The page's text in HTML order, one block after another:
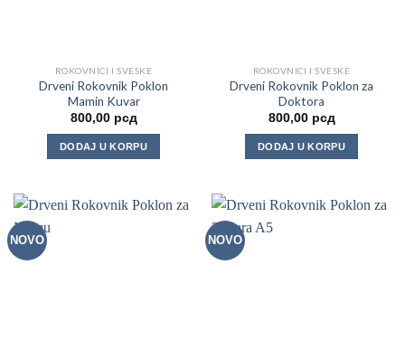
ROKOVNICI I SVESKE
Drveni Rokovnik Poklon
Mamin Kuvar
800,00 рсд
DODAJ U KORPU
ROKOVNICI I SVESKE
Drveni Rokovnik Poklon za
Doktora
800,00 рсд
DODAJ U KORPU
NOVO NOVO